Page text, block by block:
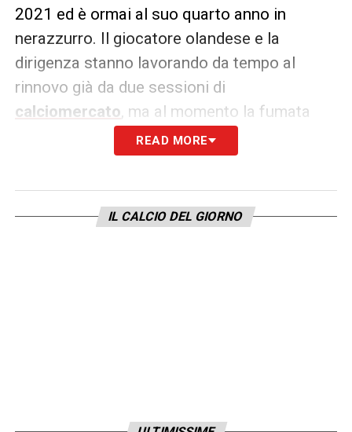
2021 ed è ormai al suo quarto anno in
nerazzurro. Il giocatore olandese e la
dirigenza stanno lavorando da tempo al
rinnovo già da due sessioni di
calciomercato, ma al momento la fumata
bianca non è ancora arrivata.
monitorando altri profili ed il primo nella lista
READ MORE
IL CALCIO DEL GIORNO